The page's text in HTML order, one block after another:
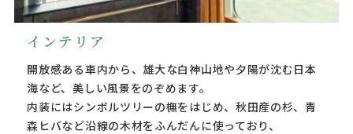
インテリア
開放感ある車内から、雄大な白神山地や夕陽が沈む日本
海など、美しい風景をのぞめます。
内装にはシンボルツリーの橅をはじめ、秋田産の杉、青
森ヒバなど沿線の木材をふんだんに使っており、